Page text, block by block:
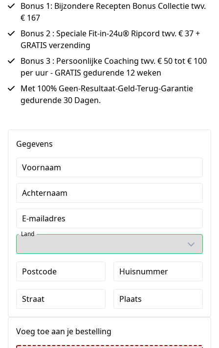
Bonus 1: Bijzondere Recepten Bonus Collectie twv.
€ 167
Bonus 2 : Speciale Fit-in-24u® Ripcord twv. € 37 +
GRATIS verzending
Bonus 3 : Persoonlijke Coaching twv. € 50 tot € 100
per uur - GRATIS gedurende 12 weken
Met 100% Geen-Resultaat-Geld-Terug-Garantie
gedurende 30 Dagen.
Gegevens
Voornaam
Achternaam
E-mailadres
Land
Postcode Huisnummer
Straat Plaats
Voeg toe aan je bestelling